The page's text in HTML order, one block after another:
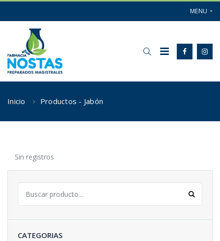
MENU
Inicio Productos - Jabón
Sin registros
CATEGORIAS